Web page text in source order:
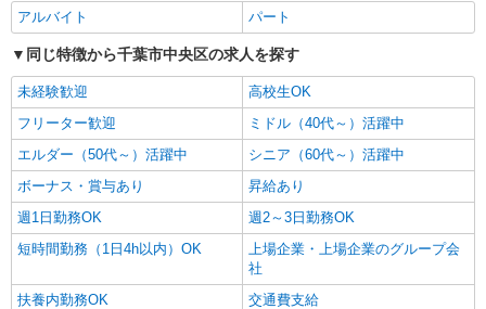
アルバイト パート
同じ特徴から千葉市中央区の求人を探す
未経験歓迎
高校生OK
フリーター歓迎
ミドル（40代～）活躍中
エルダー（50代～）活躍中
シニア（60代～）活躍中
ボーナス・賞与あり
昇給あり
週1日勤務OK
週2～3日勤務OK
短時間勤務（1日4h以内）OK
上場企業・上場企業のグループ会
社
扶養内勤務OK
交通費支給